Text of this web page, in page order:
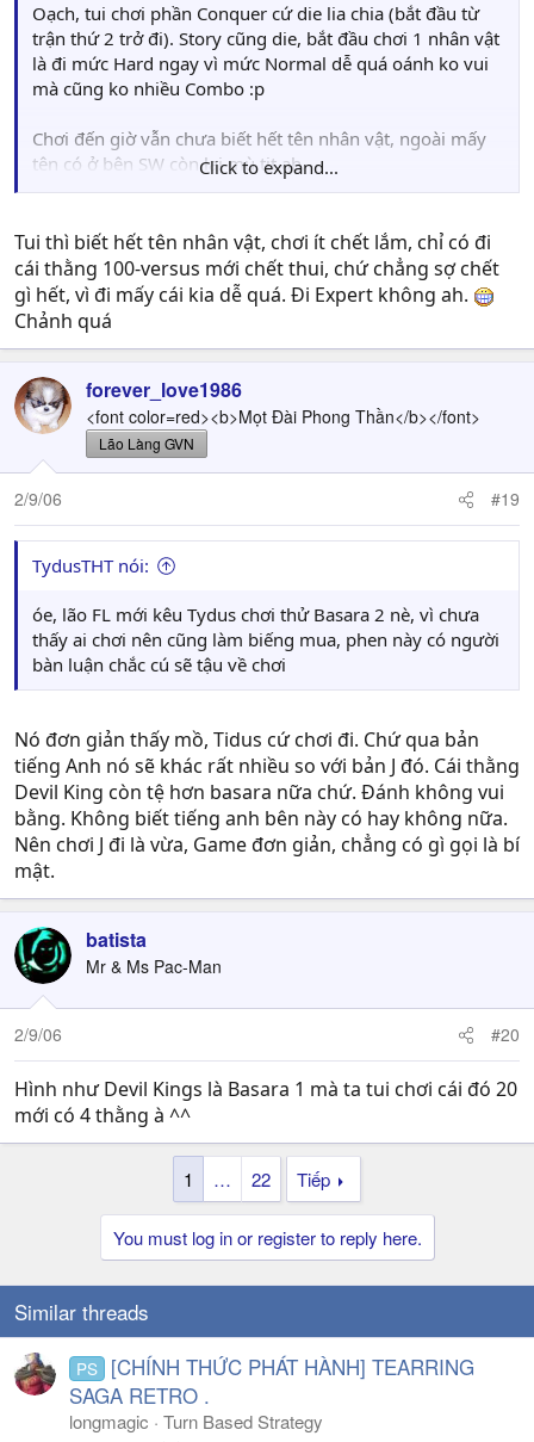
Oạch, tui chơi phần Conquer cứ die lia chia (bắt đầu từ
trận thứ 2 trở đi). Story cũng die, bắt đầu chơi 1 nhân vật
là đi mức Hard ngay vì mức Normal dễ quá oánh ko vui
mà cũng ko nhiều Combo :p
Chơi đến giờ vẫn chưa biết hết tên nhân vật, ngoài mấy
tên có ở bên SW còn lại mù tịt ah.
Cái tay ôm vòng tròn đánh Mosou vui lắm, chiêu thức
ra chẳng ít gì chỉ biết mỗi lần xài là bị tụi lính đánh cho te
tua *_*
Có lẽ nhân vật của tui còn yếu, mỗi khi bị Boss dùng 1
chiêu Charge là hết hơn nửa cây máu rồi, mà đánh 1 lần
Mà Boss ở đây ghê thật, nó mà dùng Charge rồi thì khó
mà đỡ được *_*
Click to expand...
Tui thì biết hết tên nhân vật, chơi ít chết lắm, chỉ có đi
cái thằng 100-versus mới chết thui, chứ chẳng sợ chết
gì hết, vì đi mấy cái kia dễ quá. Đi Expert không ah.
Chảnh quá
forever_love1986
<font color=red><b>Mọt Đài Phong Thần</b></font>
Lão Làng GVN
2/9/06 #19
TydusTHT nói:
óe, lão FL mới kêu Tydus chơi thử Basara 2 nè, vì chưa
thấy ai chơi nên cũng làm biếng mua, phen này có người
bàn luận chắc cú sẽ tậu về chơi
Nó đơn giản thấy mồ, Tidus cứ chơi đi. Chứ qua bản
tiếng Anh nó sẽ khác rất nhiều so với bản J đó. Cái thằng
Devil King còn tệ hơn basara nữa chứ. Đánh không vui
bằng. Không biết tiếng anh bên này có hay không nữa.
Nên chơi J đi là vừa, Game đơn giản, chẳng có gì gọi là bí
mật.
batista
Mr & Ms Pac-Man
2/9/06 #20
Hình như Devil Kings là Basara 1 mà ta tui chơi cái đó 20
mới có 4 thằng à ^^
1 … 22 Tiếp
You must log in or register to reply here.
Similar threads
PS
[CHÍNH THỨC PHÁT HÀNH] TEARRING
SAGA RETRO .
longmagic
Turn Based Strategy